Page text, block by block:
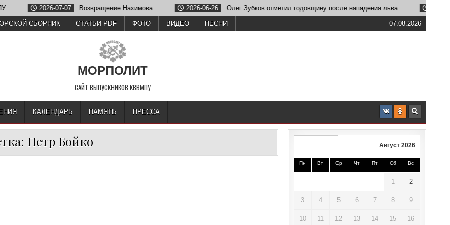
2026-07-07 Возвращение Нахимова 2026-06-26 Олег Зубков отметил годовщину после нападения льва 2026-06-23
СБОРНИК СТАТЬИ PDF ФОТО ВИДЕО ПЕСНИ 07.08.2026
МОРПОЛИТ
САЙТ ВЫПУСКНИКОВ КВВМПУ
КАЛЕНДАРЬ ПАМЯТЬ ПРЕССА
Петр Бойко Август 2026
Пн Вт Ср Чт Пт Сб Вс
1 2
3 4 5 6 7 8 9
10 11 12 13 14 15 16